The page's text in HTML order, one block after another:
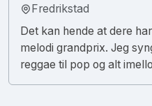
Fredrikstad
Det kan hende at dere
melodi grandprix. Jeg
reggae til pop og alt